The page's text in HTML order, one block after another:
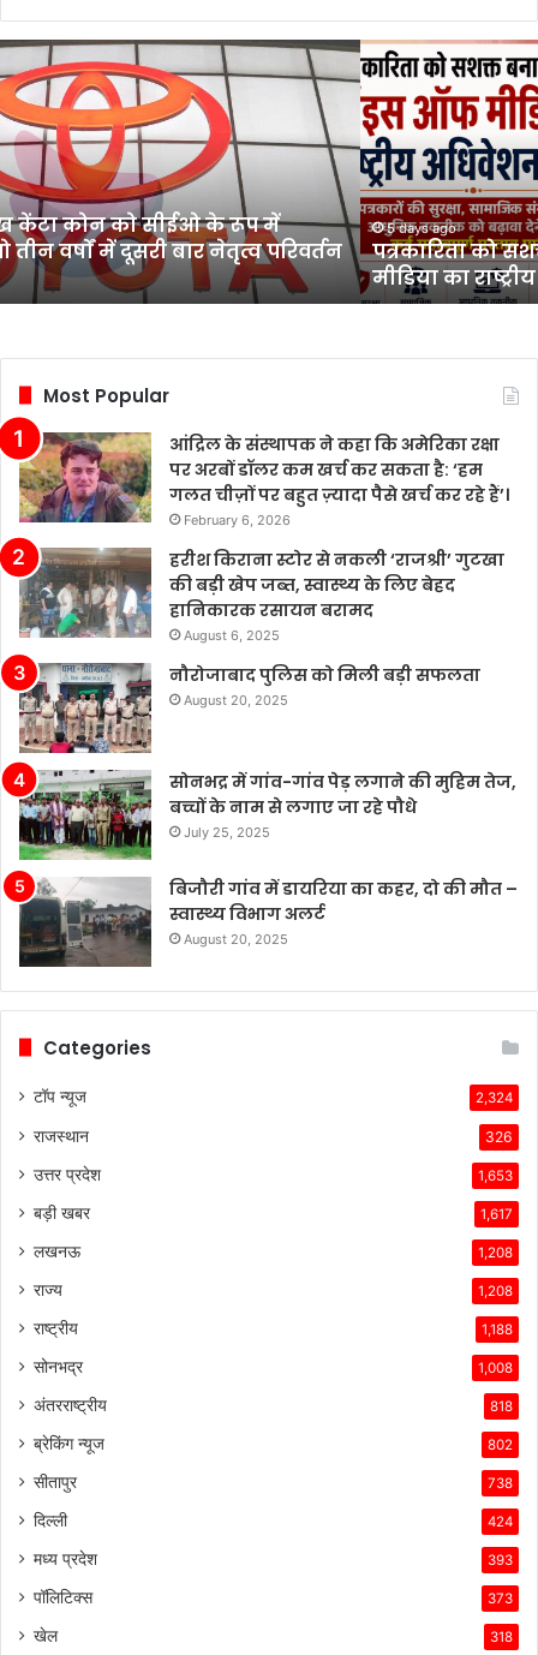
केंटा कोन को सीईओ के रूप में
तीन वर्षों में दूसरी बार नेतृत्व परिवर्तन
पत्रकारिता
को
सशक्त
बनाने
का
संकल्प,
वॉइस
ऑफ
मीडिया
का
राष्ट्रीय
5 days ago
पत्रकारिता को
मीडिया का
Most Popular
आंद्रिल के संस्थापक ने कहा कि अमेरिका रक्षा
पर अरबों डॉलर कम खर्च कर सकता है: ‘हम
गलत चीज़ों पर बहुत ज़्यादा पैसे खर्च कर रहे हैं’।
February 6, 2026
हरीश किराना स्टोर से नकली ‘राजश्री’ गुटखा
की बड़ी खेप जब्त, स्वास्थ्य के लिए बेहद
हानिकारक रसायन बरामद
August 6, 2025
नौरोजाबाद पुलिस को मिली बड़ी सफलता
August 20, 2025
सोनभद्र में गांव-गांव पेड़ लगाने की मुहिम तेज,
बच्चों के नाम से लगाए जा रहे पौधे
July 25, 2025
बिजौरी गांव में डायरिया का कहर, दो की मौत –
स्वास्थ्य विभाग अलर्ट
August 20, 2025
Categories
टॉप न्यूज 2,324
राजस्थान 326
उत्तर प्रदेश 1,653
बड़ी खबर 1,617
लखनऊ 1,208
राज्य 1,208
राष्ट्रीय 1,188
सोनभद्र 1,008
अंतरराष्ट्रीय 818
ब्रेकिंग न्यूज 802
सीतापुर 738
दिल्ली 424
मध्य प्रदेश 393
पॉलिटिक्स 373
खेल 318